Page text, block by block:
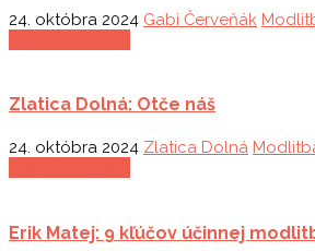
24. októbra 2024 Gabi Červeňák
Zlatica Dolná: Otče náš
24. októbra 2024 Zlatica Dolná
Erik Matej: 9 kľúčov účinnej